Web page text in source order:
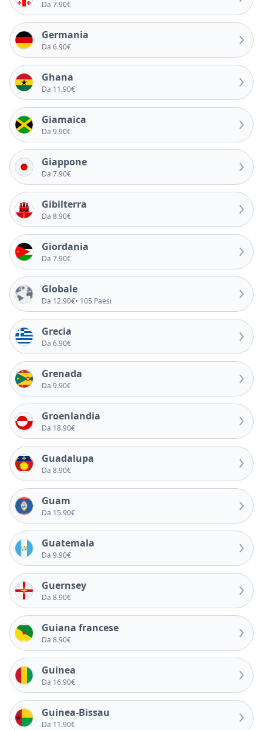
Da 7.90€
Germania
Da 6.90€
Ghana
Da 11.90€
Giamaica
Da 9.90€
Giappone
Da 7.90€
Gibilterra
Da 8.90€
Giordania
Da 7.90€
Globale
Da 12.90€• 105 Paesi
Grecia
Da 6.90€
Grenada
Da 9.90€
Groenlandia
Da 18.90€
Guadalupa
Da 8.90€
Guam
Da 15.90€
Guatemala
Da 9.90€
Guernsey
Da 8.90€
Guiana francese
Da 8.90€
Guinea
Da 16.90€
Guinea-Bissau
Da 11.90€